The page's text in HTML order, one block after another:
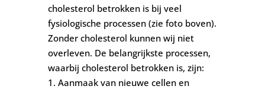
cholesterol betrokken is bij veel
fysiologische processen (zie foto boven).
Zonder cholesterol kunnen wij niet
overleven. De belangrijkste processen,
waarbij cholesterol betrokken is, zijn:
1. Aanmaak van nieuwe cellen en